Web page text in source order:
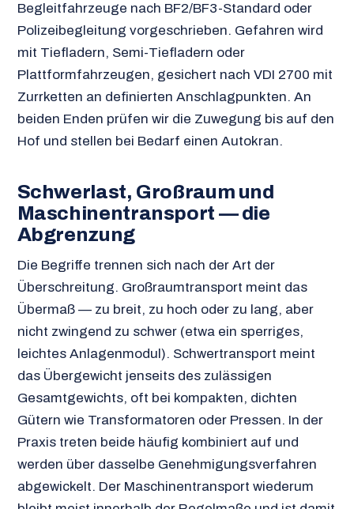
Begleitfahrzeuge nach BF2/BF3-Standard oder
Polizeibegleitung vorgeschrieben. Gefahren wird
mit Tiefladern, Semi-Tiefladern oder
Plattformfahrzeugen, gesichert nach VDI 2700 mit
Zurrketten an definierten Anschlagpunkten. An
beiden Enden prüfen wir die Zuwegung bis auf den
Hof und stellen bei Bedarf einen Autokran.
Schwerlast, Großraum und
Maschinentransport — die
Abgrenzung
Die Begriffe trennen sich nach der Art der
Überschreitung. Großraumtransport meint das
Übermaß — zu breit, zu hoch oder zu lang, aber
nicht zwingend zu schwer (etwa ein sperriges,
leichtes Anlagenmodul). Schwertransport meint
das Übergewicht jenseits des zulässigen
Gesamtgewichts, oft bei kompakten, dichten
Gütern wie Transformatoren oder Pressen. In der
Praxis treten beide häufig kombiniert auf und
werden über dasselbe Genehmigungsverfahren
abgewickelt. Der Maschinentransport wiederum